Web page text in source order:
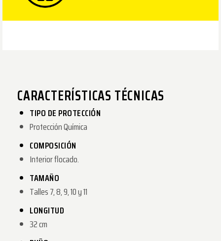
CARACTERÍSTICAS TÉCNICAS
TIPO DE PROTECCIÓN
Protección Química
COMPOSICIÓN
Interior flocado.
TAMAÑO
Talles 7, 8, 9, 10 y 11
LONGITUD
32 cm